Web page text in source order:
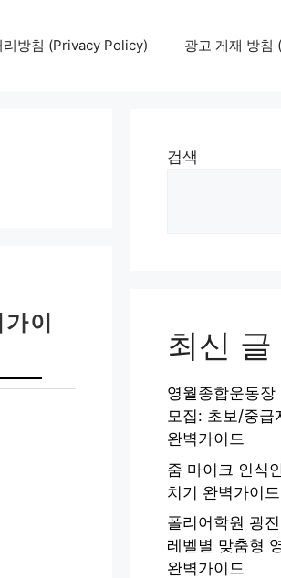
리방침 (Privacy Policy) 광고 게재 방
이
검색
최신 글
영월종합운동
모집: 초보/중급
완벽가이드
줌 마이크 인식
치기 완벽가이
폴리어학원 광
레벨별 맞춤형
완벽가이드